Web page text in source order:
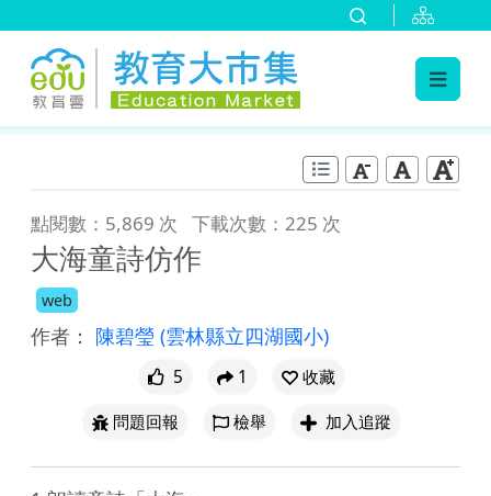
點閱數：5,869 次 下載次數：225 次
大海童詩仿作
web
作者： 陳碧瑩 (雲林縣立四湖國小)
5 1
收藏
問題回報
檢舉 加入追蹤